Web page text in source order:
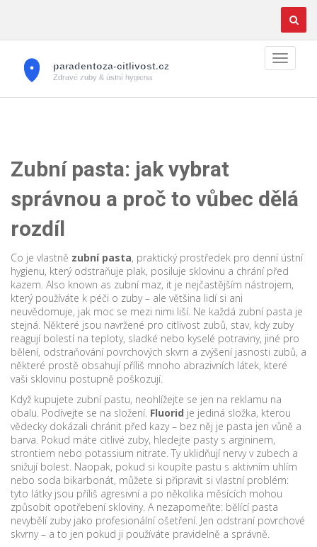
Zubní pasta: jak vybrat
správnou a proč to vůbec dělá
rozdíl
Co je vlastně zubní pasta, praktický prostředek pro denní ústní
hygienu, který odstraňuje plak, posiluje sklovinu a chrání před
kazem. Also known as zubní maz, it je nejčastějším nástrojem,
který používáte k péči o zuby – ale většina lidí si ani
neuvědomuje, jak moc se mezi nimi liší. Ne každá zubní pasta je
stejná. Některé jsou navržené pro citlivost zubů, stav, kdy zuby
reagují bolestí na teploty, sladké nebo kyselé potraviny, jiné pro
bělení, odstraňování povrchových skvrn a zvýšení jasnosti zubů, a
některé prostě obsahují příliš mnoho abrazivních látek, které
vaši sklovinu postupně poškozují.
Když kupujete zubní pastu, neohlížejte se jen na reklamu na
obalu. Podívejte se na složení. Fluorid je jediná složka, kterou
vědecky dokázali chránit před kazy – bez něj je pasta jen vůně a
barva. Pokud máte citlivé zuby, hledejte pasty s argininem,
strontiem nebo potassium nitrate. Ty uklidňují nervy v zubech a
snižují bolest. Naopak, pokud si koupíte pastu s aktivním uhlím
nebo soda bikarbonát, můžete si připravit si vlastní problém:
tyto látky jsou příliš agresivní a po několika měsících mohou
způsobit opotřebení skloviny. A nezapomeňte: bělící pasta
nevybělí zuby jako profesionální ošetření. Jen odstraní povrchové
skvrny – a to jen pokud ji používáte pravidelně a správně.